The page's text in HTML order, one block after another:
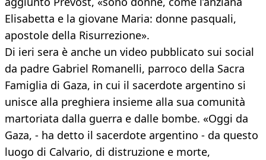
Elisabetta e la giovane Maria: donne pasquali,
apostole della Risurrezione».
Di ieri sera è anche un video pubblicato sui social
da padre Gabriel Romanelli, parroco della Sacra
Famiglia di Gaza, in cui il sacerdote argentino si
unisce alla preghiera insieme alla sua comunità
martoriata dalla guerra e dalle bombe. «Oggi da
Gaza, - ha detto il sacerdote argentino - da questo
luogo di Calvario, di distruzione e morte,